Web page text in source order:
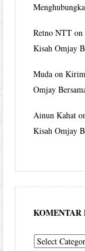
Retno NTT on
Kisah Omjay
Muda on
Omjay
Ainun Kahat
Kisah Omjay
KOMENTAR
komentar